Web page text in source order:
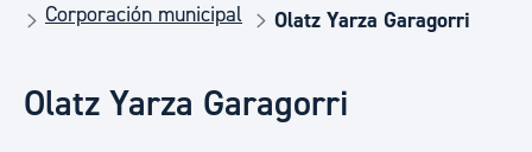
Corporación municipal
Olatz Yarza Garagorri
Olatz Yarza Garagorri